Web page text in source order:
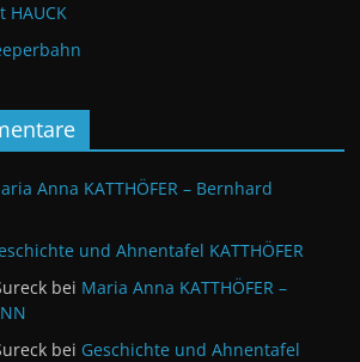
HAUCK
Anna KATTHÖFER – Bernhard
und Ahnentafel KATTHÖFER
bei Maria Anna KATTHÖFER –
bei Geschichte und Ahnentafel